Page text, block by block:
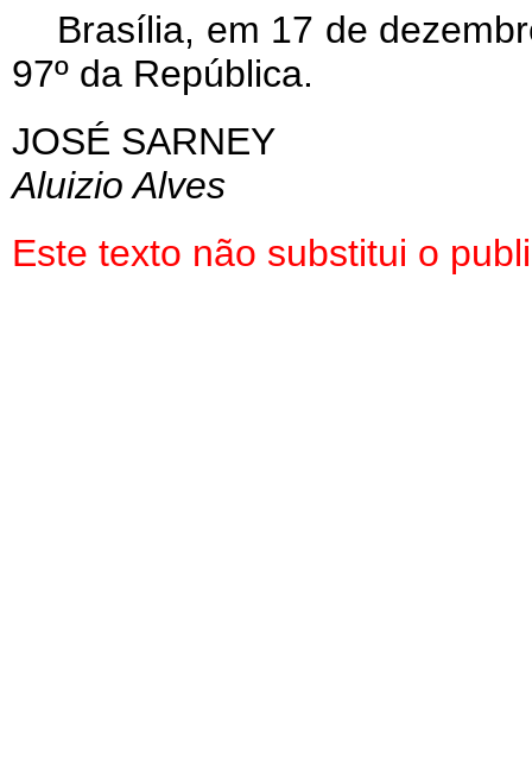
Brasília, em 17 de
97º da República.
JOSÉ SARNEY
Aluizio Alves
Este texto não substitui o